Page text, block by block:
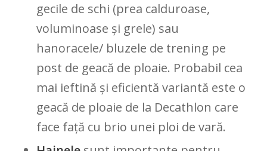
gecile de schi (prea calduroase,
voluminoase și grele) sau
hanoracele/ bluzele de trening pe
post de geacă de ploaie. Probabil cea
mai ieftină și eficientă variantă este o
geacă de ploaie de la Decathlon care
face față cu brio unei ploi de vară.